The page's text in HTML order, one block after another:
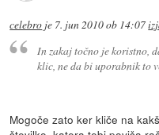
celebro je 7. jun 2010 ob 14:07
In zakaj točno je koristno,
klic, ne da bi uporabnik to
Mogoče zato ker kliče na